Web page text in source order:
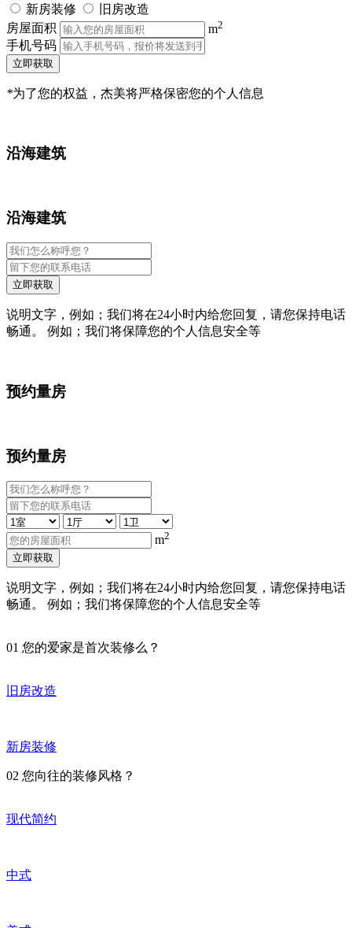
新房装修
旧房改造
房屋面积
m2
手机号码
立即获取
*为了您的权益，杰美将严格保密您的个人信息
沿海建筑
沿海建筑
立即获取
说明文字，例如；我们将在24小时内给您回复，请您保持电话
畅通。 例如；我们将保障您的个人信息安全等
预约量房
预约量房
m2
立即获取
说明文字，例如；我们将在24小时内给您回复，请您保持电话
畅通。 例如；我们将保障您的个人信息安全等
01 您的爱家是首次装修么？
旧房改造
新房装修
02 您向往的装修风格？
现代简约
中式